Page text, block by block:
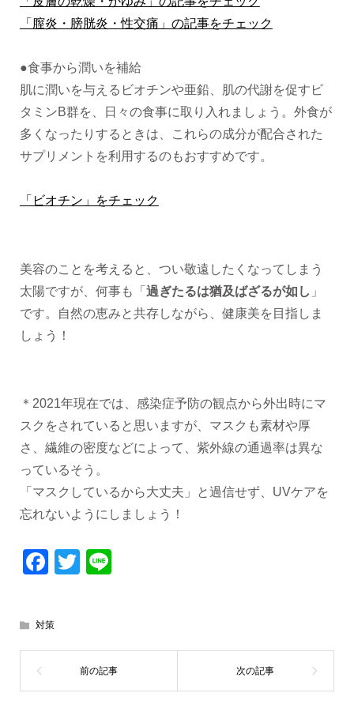
「膣炎・膀胱炎・性交痛」の記事をチェック
●食事から潤いを補給
肌に潤いを与えるビオチンや亜鉛、肌の代謝を促すビ
タミンB群を、日々の食事に取り入れましょう。外食が
多くなったりするときは、これらの成分が配合された
サプリメントを利用するのもおすすめです。
「ビオチン」をチェック
美容のことを考えると、つい敬遠したくなってしまう
太陽ですが、何事も「 過ぎたるは猶及ばざるが如し 」
です。自然の恵みと共存しながら、健康美を目指しま
しょう！
＊2021年現在では、感染症予防の観点から外出時にマ
スクをされていると思いますが、マスクも素材や厚
さ、繊維の密度などによって、紫外線の通過率は異な
っているそう。
「マスクしているから大丈夫」と過信せず、UVケアを
忘れないようにしましょう！
Facebook
Twitter
対策